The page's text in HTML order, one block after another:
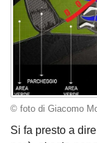
© foto di Giacomo
Si fa presto a